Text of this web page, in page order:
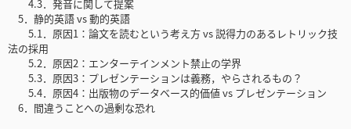
4.3．発音に関して提案
5．静的英語 vs 動的英語
5.1．原因1：論文を読むという考え方 vs 説得力のあるレトリック技
法の採用
5.2．原因2：エンターテインメント禁止の学界
5.3．原因3：プレゼンテーションは義務，やらされるもの？
5.4．原因4：出版物のデータベース的価値 vs プレゼンテーション
6．間違うことへの過剰な恐れ